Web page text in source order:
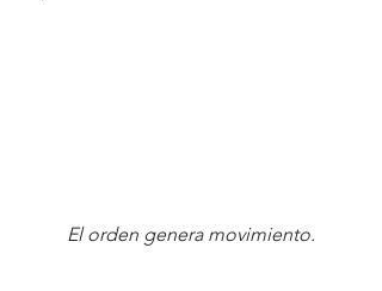
El orden genera movimiento.